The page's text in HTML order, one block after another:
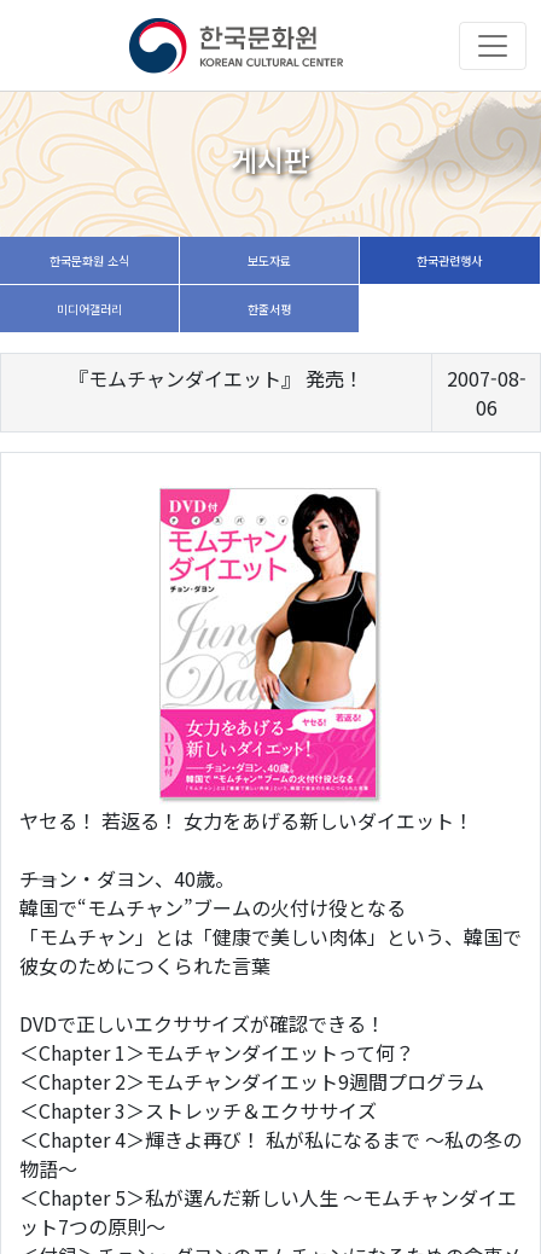
게시판
한국문화원 소식 보도자료 한국관련행사
미디어갤러리 한줄서평
『モムチャンダイエット』 発売！
2007-08-
06
ヤセる！ 若返る！ 女力をあげる新しいダイエット！
――チョン・ダヨン、40歳。
韓国で“モムチャン”ブームの火付け役となる
「モムチャン」とは「健康で美しい肉体」という、韓国で
彼女のためにつくられた言葉
DVDで正しいエクササイズが確認できる！
＜Chapter 1＞モムチャンダイエットって何？
＜Chapter 2＞モムチャンダイエット9週間プログラム
＜Chapter 3＞ストレッチ＆エクササイズ
＜Chapter 4＞輝きよ再び！ 私が私になるまで ～私の冬の
物語～
＜Chapter 5＞私が選んだ新しい人生 ～モムチャンダイエ
ット7つの原則～